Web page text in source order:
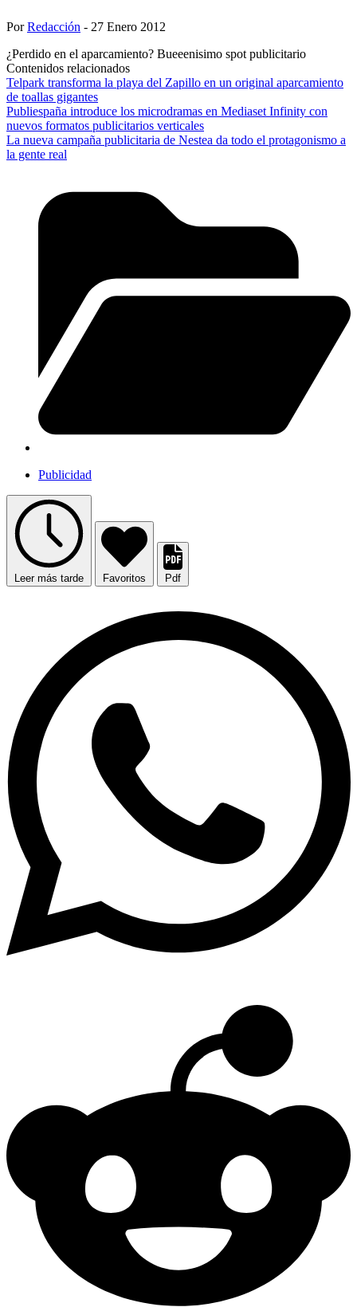
PorRedacción - 27 Enero 2012
¿Perdido en el aparcamiento? Bueeenisimo spot publicitario
Contenidos relacionados
Telpark transforma la playa del Zapillo en un original aparcamiento
de toallas gigantes
Publiespaña introduce los microdramas en Mediaset Infinity con
nuevos formatos publicitarios verticales
La nueva campaña publicitaria de Nestea da todo el protagonismo a
la gente real
Publicidad
Leer más tarde Favoritos Pdf